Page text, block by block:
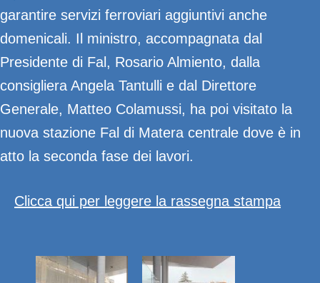
garantire servizi ferroviari aggiuntivi anche
domenicali. Il ministro, accompagnata dal
Presidente di Fal, Rosario Almiento, dalla
consigliera Angela Tantulli e dal Direttore
Generale, Matteo Colamussi, ha poi visitato la
nuova stazione Fal di Matera centrale dove è in
atto la seconda fase dei lavori.
Clicca qui per leggere la rassegna stampa